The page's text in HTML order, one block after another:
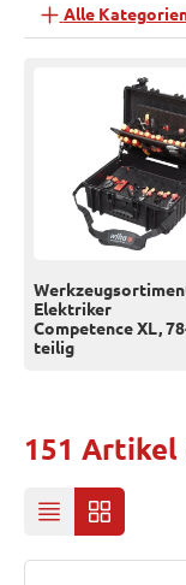
Alle
Elektriker
Competence XL,
teilig
151 Artikel